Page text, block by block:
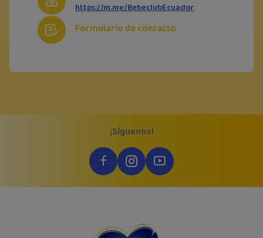
https://m.me/BebeclubEcuador
Formulario de contacto
¡Síguenos!